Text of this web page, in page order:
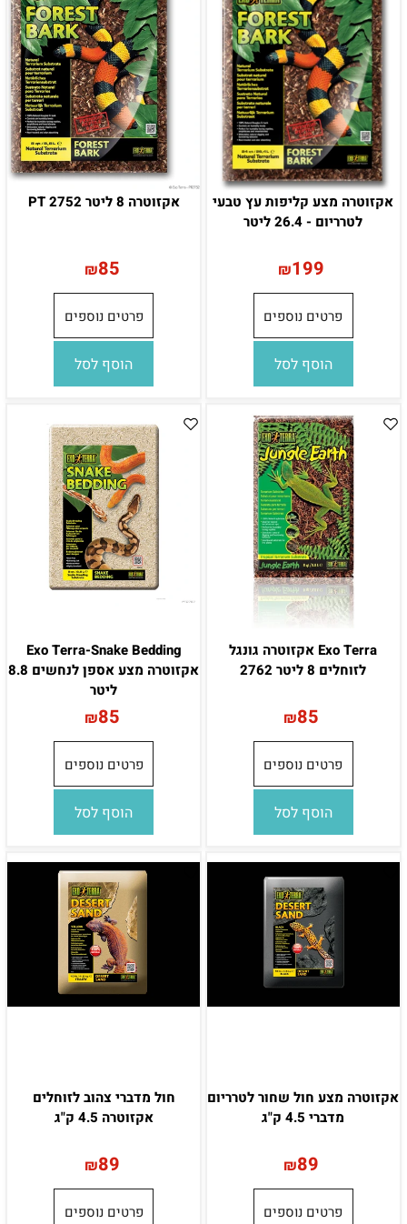
אקזוטרה מצע קליפות עץ טבעי
לטרריום - 26.4 ליטר
₪199
פרטים נוספים
הוסף לסל
אקזוטרה 8 ליטר 2752 PT
₪85
פרטים נוספים
הוסף לסל
Exo Terra אקזוטרה גונגל
לזוחלים 8 ליטר 2762
₪85
פרטים נוספים
הוסף לסל
Exo Terra-Snake Bedding
אקזוטרה מצע אספן לנחשים 8.8
ליטר
₪85
פרטים נוספים
הוסף לסל
אקזוטרה מצע חול שחור לטרריום
מדברי 4.5 ק"ג
₪89
פרטים נוספים
חול מדברי צהוב לזוחלים
אקזוטרה 4.5 ק"ג
₪89
פרטים נוספים